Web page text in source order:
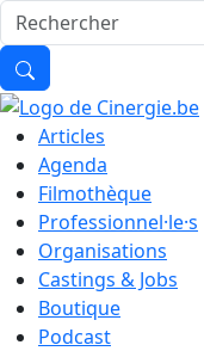
Articles
Agenda
Filmothèque
Professionnel·le·s
Organisations
Castings & Jobs
Boutique
Podcast